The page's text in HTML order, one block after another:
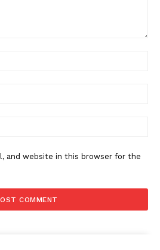
and website in this browser for the